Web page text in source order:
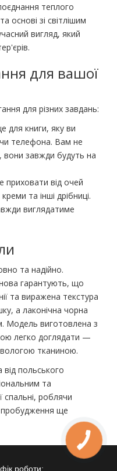
теплого
основі зі світлішим
вигляд, який
для вашої
для різних завдань:
для книги, яку ви
телефона. Вам не
вони завжди будуть на
від очей
та інші дрібниці.
виглядатиме
та надійно.
гарантують, що
та виражена текстура
а лаконічна чорна
Модель виготовлена з
легко доглядати —
тканиною.
польського
та
роблячи
пробудження ще
роботи: